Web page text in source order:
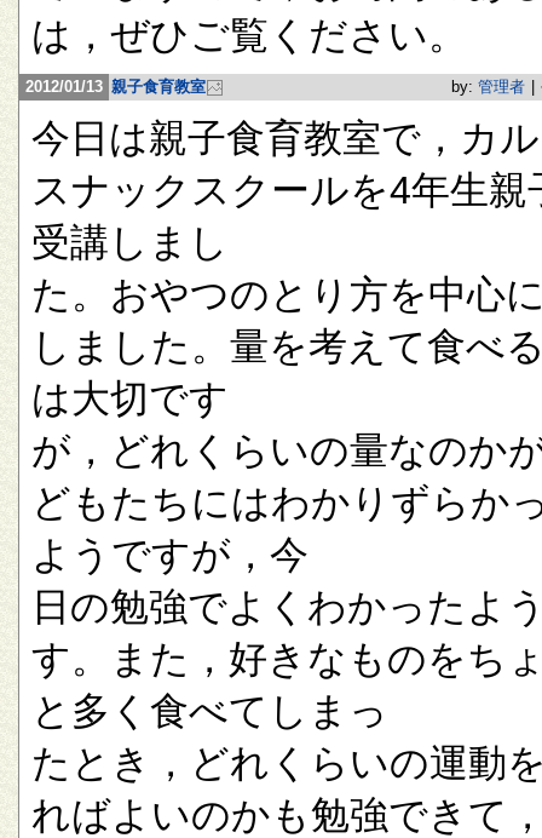
は，ぜひご覧ください。
2012/01/13 親子食育教室 by: 管理者
今日は親子食育教室で，カ
スナックスクールを4年生親
受講しまし
た。おやつのとり方を中心
しました。量を考えて食べ
は大切です
が，どれくらいの量なのか
どもたちにはわかりずらか
ようですが，今
日の勉強でよくわかったよ
す。また，好きなものをち
と多く食べてしまっ
たとき，どれくらいの運動
ればよいのかも勉強できて